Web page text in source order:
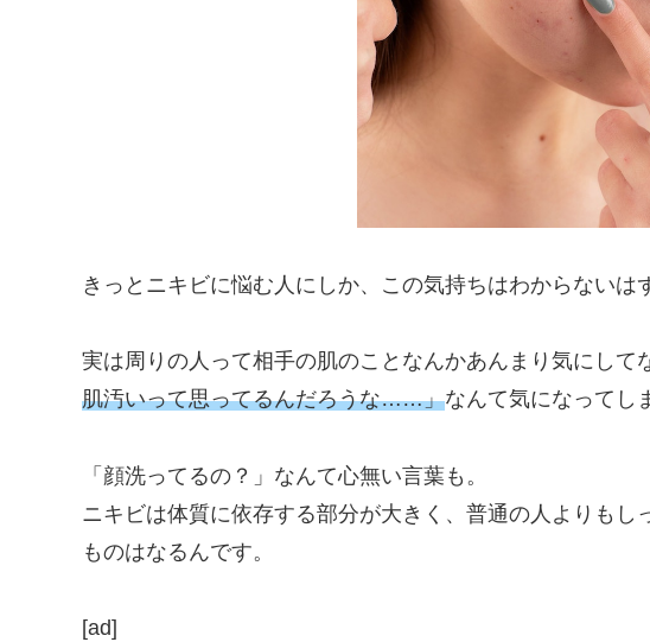
きっとニキビに悩む人にしか、この気持ちはわからないは
実は周りの人って相手の肌のことなんかあんまり気にして
肌汚いって思ってるんだろうな……」なんて気になってし
「顔洗ってるの？」なんて心無い言葉も。
ニキビは体質に依存する部分が大きく、普通の人よりもし
ものはなるんです。
[ad]